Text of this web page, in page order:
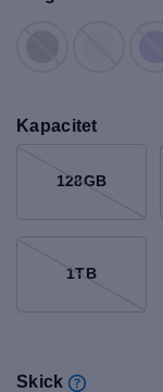
Kapacitet
128GB
1TB
Skick